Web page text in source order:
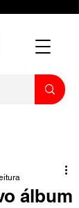
álbum